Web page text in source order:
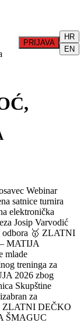
PRIJAVA
HR
EN
Webinar
satnice turnira
elektronička
Josip Varvodić
🥇 ZLATNI
MATIJA
mlade
treninga za
2026 zbog
Skupštine
za
ZLATNI DEČKO
ŠMAGUC